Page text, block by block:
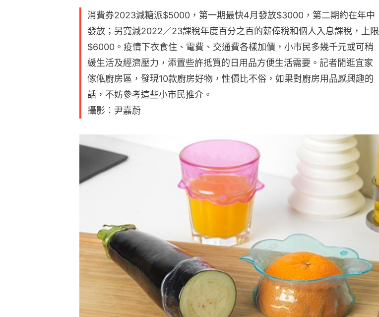
消費券2023減糖派$5000，第一期最快4月發放$3000，第二期約在年中
發放；另寬減2022／23課稅年度百分之百的薪俸稅和個人入息課稅，上限
$6000。疫情下衣食住、電費、交通費各樣加價，小市民多幾千元或可稍
緩生活及經濟壓力，添置些許抵買的日用品方便生活需要。記者閒逛宜家
傢俬廚房區，發現10款廚房好物，性價比不俗，如果對廚房用品感興趣的
話，不妨參考這些小市民推介。
攝影︰尹嘉蔚